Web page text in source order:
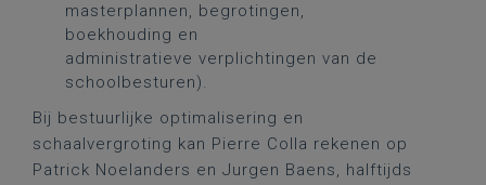
masterplannen, begrotingen,
boekhouding en
administratieve verplichtingen van de
schoolbesturen).
Bij bestuurlijke optimalisering en
schaalvergroting kan Pierre Colla rekenen op
Patrick Noelanders en Jurgen Baens, halftijds